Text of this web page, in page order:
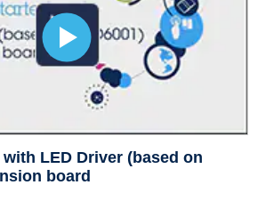
LED Driver (based on
board